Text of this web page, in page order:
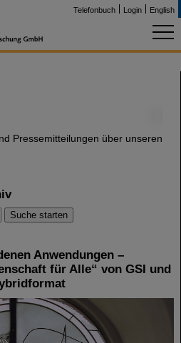
Telefonbuch Login English
Pressemitteilungen über unseren
Anwendungen –
für Alle“ von GSI und